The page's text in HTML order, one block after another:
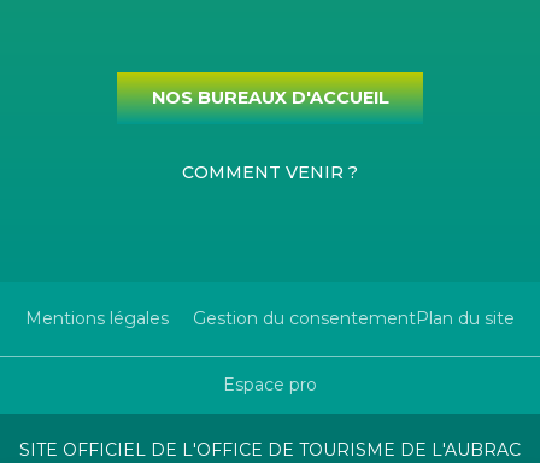
NOS BUREAUX D'ACCUEIL
COMMENT VENIR ?
Mentions légales Gestion du consentementPlan du site
SITE OFFICIEL DE L'OFFICE DE TOURISME DE L'AUBRAC
Espace pro